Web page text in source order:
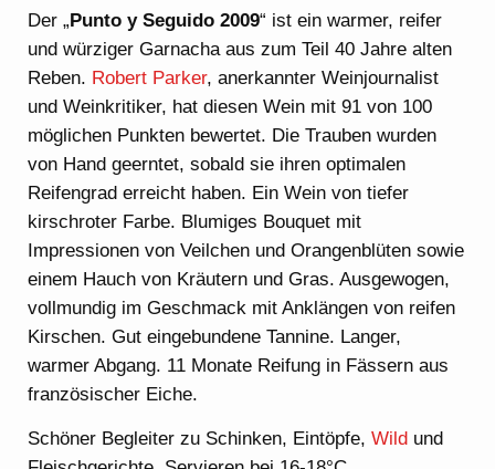
Der „ Punto y Seguido 2009“ ist ein warmer, reifer
und würziger Garnacha aus zum Teil 40 Jahre alten
Reben. Robert Parker, anerkannter Weinjournalist
und Weinkritiker, hat diesen Wein mit 91 von 100
möglichen Punkten bewertet. Die Trauben wurden
von Hand geerntet, sobald sie ihren optimalen
Reifengrad erreicht haben. Ein Wein von tiefer
kirschroter Farbe. Blumiges Bouquet mit
Impressionen von Veilchen und Orangenblüten sowie
einem Hauch von Kräutern und Gras. Ausgewogen,
vollmundig im Geschmack mit Anklängen von reifen
Kirschen. Gut eingebundene Tannine. Langer,
warmer Abgang. 11 Monate Reifung in Fässern aus
französischer Eiche.
Schöner Begleiter zu Schinken, Eintöpfe,Wild und